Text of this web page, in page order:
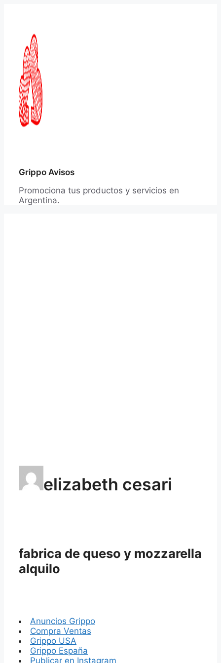
Grippo Avisos
Promociona tus productos y servicios en
Argentina.
elizabeth cesari
fabrica de queso y mozzarella
alquilo
Anuncios Grippo
Compra Ventas
Grippo USA
Grippo España
Publicar en Instagram